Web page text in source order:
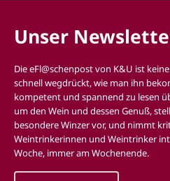
Unser
Die eFl@schenpost von K&U ist
schnell wegdrückt, wie man ihn
kompetent und spannend zu lesen
um den Wein und dessen Genuß,
besondere Winzer vor, und nimmt
Weintrinkerinnen und Weintrinker
Woche, immer am Wochenende.